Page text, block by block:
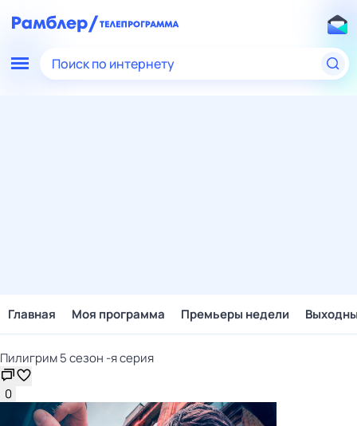
Поиск по интернету
Главная Моя программа Премьеры недели
Пилигрим 5 сезон -я серия
0